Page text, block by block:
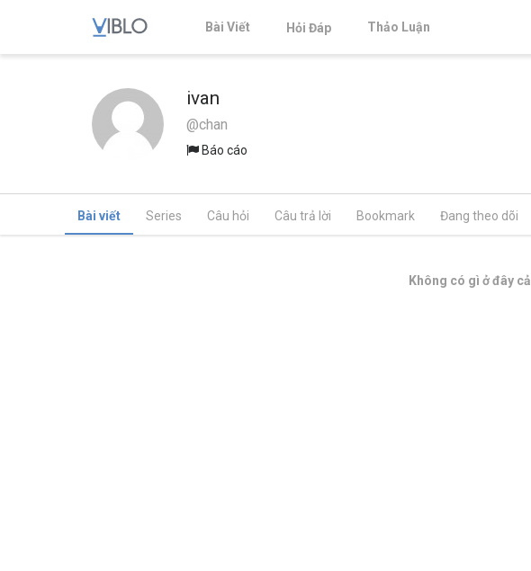
Bài Viết Hỏi Đáp Thảo Luận
ivan
@chan
Báo cáo
Bài viết Series Câu hỏi Câu trả lời Bookmark Đang theo dõi
Không có gì ở đây cả